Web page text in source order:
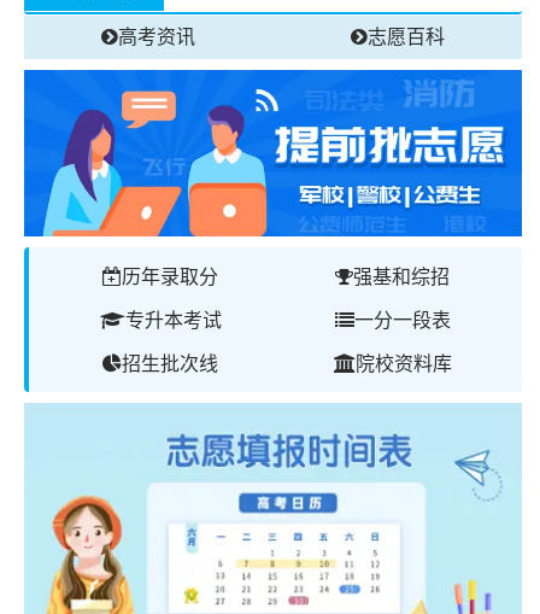
高考资讯 志愿百科
历年录取分 强基和综招
专升本考试 一分一段表
招生批次线 院校资料库